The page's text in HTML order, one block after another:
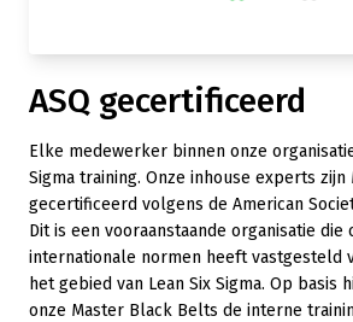
ASQ gecertificeerd
Elke medewerker binnen onze
Sigma training. Onze inhouse experts
gecertificeerd volgens de American
Dit is een vooraanstaande organisatie die
internationale normen heeft vastgesteld
het gebied van Lean Six Sigma. Op basis
onze Master Black Belts de interne